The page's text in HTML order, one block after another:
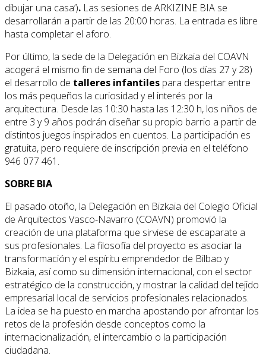
dibujar una casa’). Las sesiones de ARKIZINE BIA se
desarrollarán a partir de las 20:00 horas. La entrada es libre
hasta completar el aforo.
Por último, la sede de la Delegación en Bizkaia del COAVN
acogerá el mismo fin de semana del Foro (los días 27 y 28)
el desarrollo de talleres infantiles para despertar entre
los más pequeños la curiosidad y el interés por la
arquitectura. Desde las 10:30 hasta las 12:30 h, los niños de
entre 3 y 9 años podrán diseñar su propio barrio a partir de
distintos juegos inspirados en cuentos. La participación es
gratuita, pero requiere de inscripción previa en el teléfono
946 077 461.
SOBRE BIA
El pasado otoño, la Delegación en Bizkaia del Colegio Oficial
de Arquitectos Vasco-Navarro (COAVN) promovió la
creación de una plataforma que sirviese de escaparate a
sus profesionales. La filosofía del proyecto es asociar la
transformación y el espíritu emprendedor de Bilbao y
Bizkaia, así como su dimensión internacional, con el sector
estratégico de la construcción, y mostrar la calidad del tejido
empresarial local de servicios profesionales relacionados.
La idea se ha puesto en marcha apostando por afrontar los
retos de la profesión desde conceptos como la
internacionalización, el intercambio o la participación
ciudadana.